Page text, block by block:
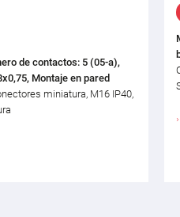
de contactos: 5 (05-a),
Montaje en pared
miniatura, M16 IP40,